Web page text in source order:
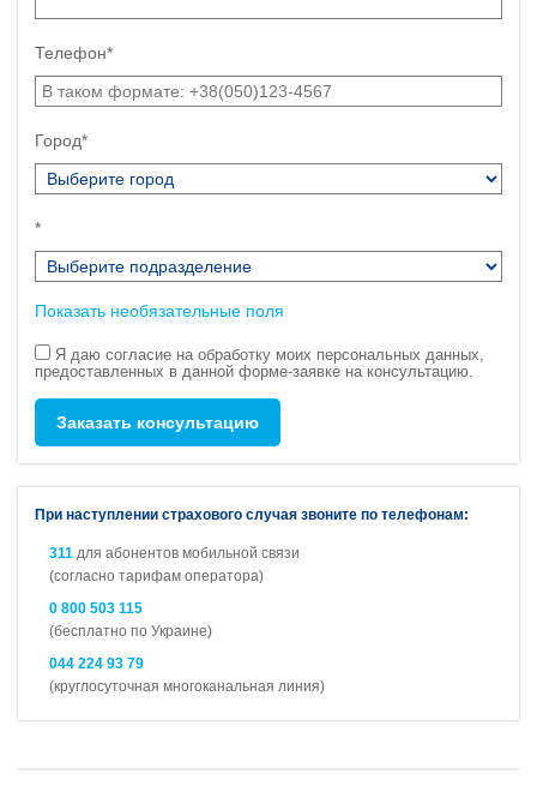
Телефон*
Город*
*
Показать необязательные поля
Я даю согласие на обработку моих персональных данных,
предоставленных в данной форме-заявке на консультацию.
Заказать консультацию
При наступлении страхового случая звоните по телефонам:
311 для абонентов мобильной связи
(согласно тарифам оператора)
0 800 503 115
(бесплатно по Украине)
044 224 93 79
(круглосуточная многоканальная линия)